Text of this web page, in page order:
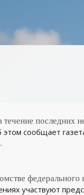
последних
сообщает
федерального
участвуют